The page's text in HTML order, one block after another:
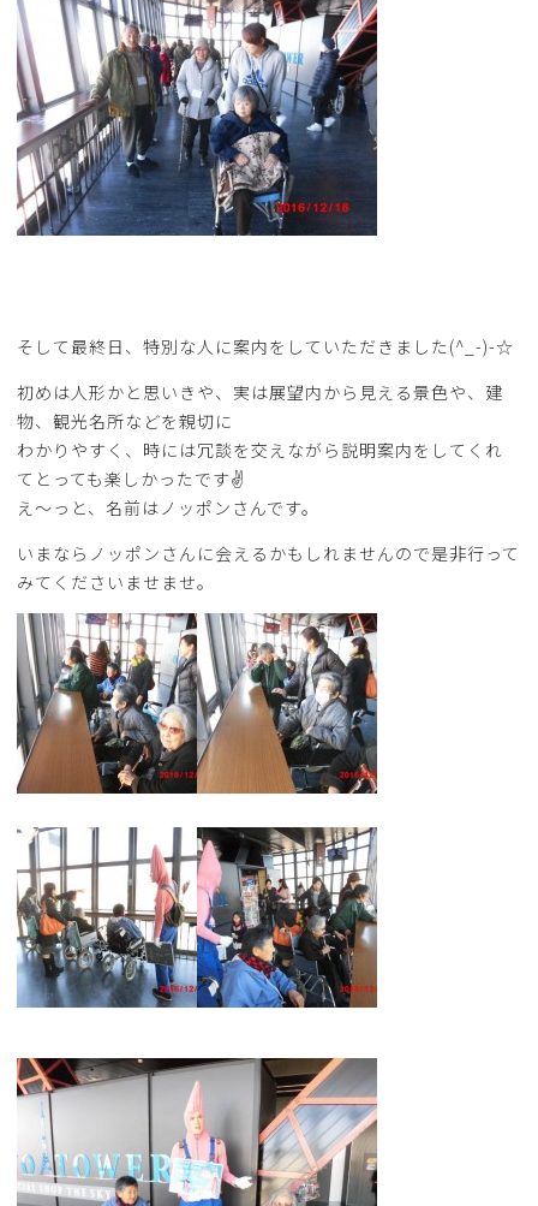
そして最終日、特別な人に案内をしていただきました(^_-)-☆
初めは人形かと思いきや、実は展望内から見える景色や、建
物、観光名所などを親切に
わかりやすく、時には冗談を交えながら説明案内をしてくれ
てとっても楽しかったです✌
え～っと、名前はノッポンさんです。
いまならノッポンさんに会えるかもしれませんので是非行って
みてくださいませませ。